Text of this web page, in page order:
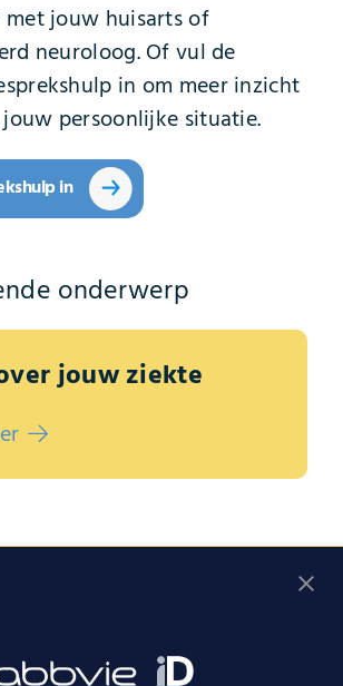
met jouw huisarts of
neuroloog. Of vul de
in om meer inzicht
persoonlijke situatie.
in
onderwerp
jouw ziekte